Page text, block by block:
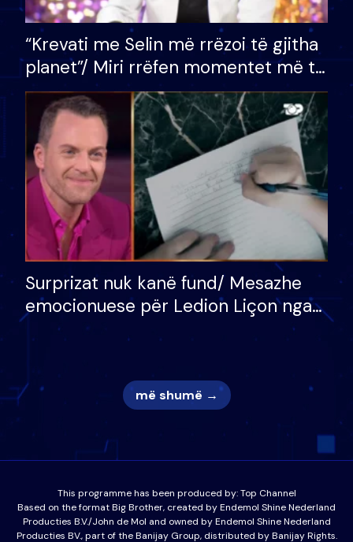
“Krevati me Selin më rrëzoi të gjitha
planet”/ Miri rrëfen momentet më të
bukura në shtëpinë e BB VIP: Do më
mungojë zilja e mëngjesit kur…
Surprizat nuk kanë fund/ Mesazhe
emocionuese për Ledion Liçon nga
nëna dhe fëmijët e tij, moderatori
më shumë →
This programme has been produced by:Top Channel
Based on the format Big Brother, created by Endemol Shine Nederland
Producties B.V./John de Mol and owned by Endemol Shine Nederland
Producties BV., part of the Banijay Group, distributed by Banijay Rights.